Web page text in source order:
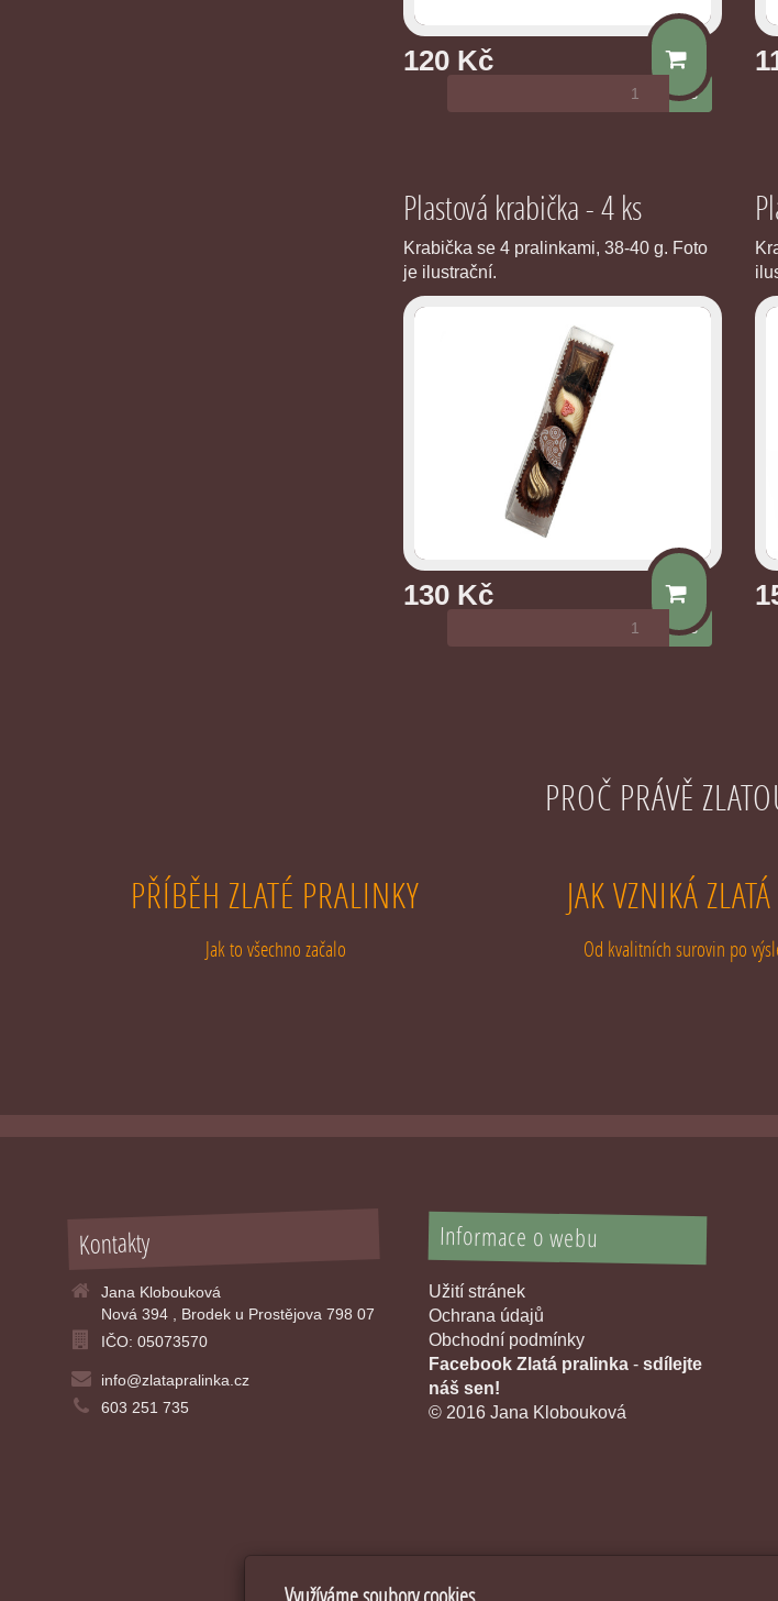
120 Kč
ks
Plastová krabička - 4 ks
Krabička se 4 pralinkami, 38-40 g. Foto
je ilustrační.
130 Kč
ks
PROČ PRÁVĚ
PŘÍBĚH ZLATÉ PRALINKY
Jak to všechno začalo
JAK VZNIKÁ
Od kvalitních surovin po
Kontakty
Jana Klobouková
Nová 394 , Brodek u Prostějova 798 07
IČO: 05073570
info@zlatapralinka.cz
603 251 735
Informace o webu
Užití stránek
Ochrana údajů
Obchodní podmínky
Facebook Zlatá pralinka - sdílejte
náš sen!
© 2016 Jana Klobouková